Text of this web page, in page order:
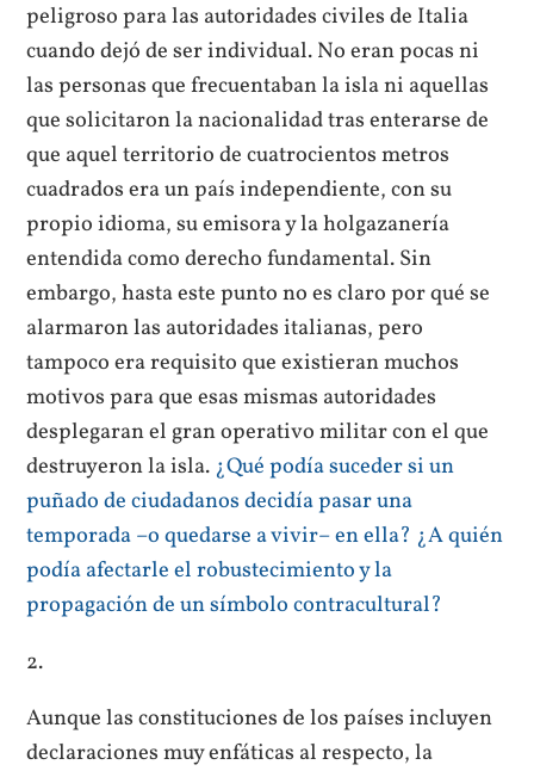
peligroso para las autoridades civiles de Italia
cuando dejó de ser individual. No eran pocas ni
las personas que frecuentaban la isla ni aquellas
que solicitaron la nacionalidad tras enterarse de
que aquel territorio de cuatrocientos metros
cuadrados era un país independiente, con su
propio idioma, su emisora y la holgazanería
entendida como derecho fundamental. Sin
embargo, hasta este punto no es claro por qué se
alarmaron las autoridades italianas, pero
tampoco era requisito que existieran muchos
motivos para que esas mismas autoridades
desplegaran el gran operativo militar con el que
destruyeron la isla. ¿Qué podía suceder si un
puñado de ciudadanos decidía pasar una
temporada –o quedarse a vivir– en ella? ¿A quién
podía afectarle el robustecimiento y la
propagación de un símbolo contracultural?
2.
Aunque las constituciones de los países incluyen
declaraciones muy enfáticas al respecto, la